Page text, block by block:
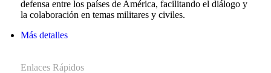
defensa entre los países de América, facilitando el diálogo y
la colaboración en temas militares y civiles.
Más detalles
Enlaces Rápidos